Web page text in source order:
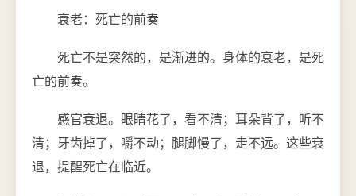
衰老：死亡的前奏
死亡不是突然的，是渐进的。身体的衰老，是死
亡的前奏。
感官衰退。眼睛花了，看不清；耳朵背了，听不
清；牙齿掉了，嚼不动；腿脚慢了，走不远。这些衰
退，提醒死亡在临近。